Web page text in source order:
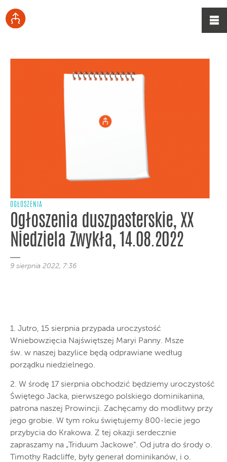
OGŁOSZENIA
Ogłoszenia duszpasterskie, XX
Niedziela Zwykła, 14.08.2022
9 sierpnia 2022, 7:36
1. Jutro, 15 sierpnia przypada uroczystość
Wniebowzięcia Najświętszej Maryi Panny. Msze
św. w naszej bazylice będą odprawiane według
porządku niedzielnego.
2. W środę 17 sierpnia obchodzić będziemy uroczystość
Świętego Jacka, pierwszego polskiego dominikanina,
patrona naszej Prowincji. Zachęcamy do modlitwy przy
jego grobie. W tym roku świętujemy 800-lecie jego
przybycia do Krakowa. Z tej okazji serdecznie
zapraszamy na „Triduum Jackowe”. Od jutra do środy o.
Timothy Radcliffe, były generał dominikanów, i o.